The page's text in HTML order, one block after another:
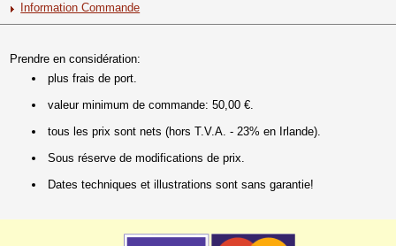
Information Commande
Prendre en considération:
plus frais de port.
valeur minimum de commande: 50,00 €.
tous les prix sont nets (hors T.V.A. - 23% en Irlande).
Sous réserve de modifications de prix.
Dates techniques et illustrations sont sans garantie!